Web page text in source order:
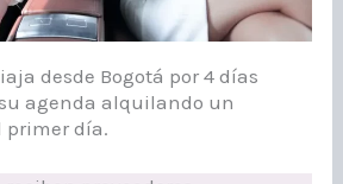
desde Bogotá por 4 días
agenda alquilando un
primer día.